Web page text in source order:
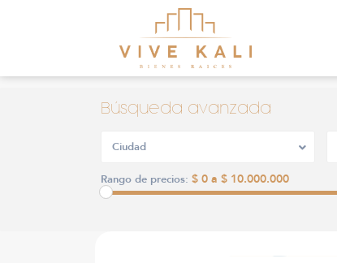
Búsqueda avanzada
Ciudad
Rango de precios: $ 0 a $ 10.000.000